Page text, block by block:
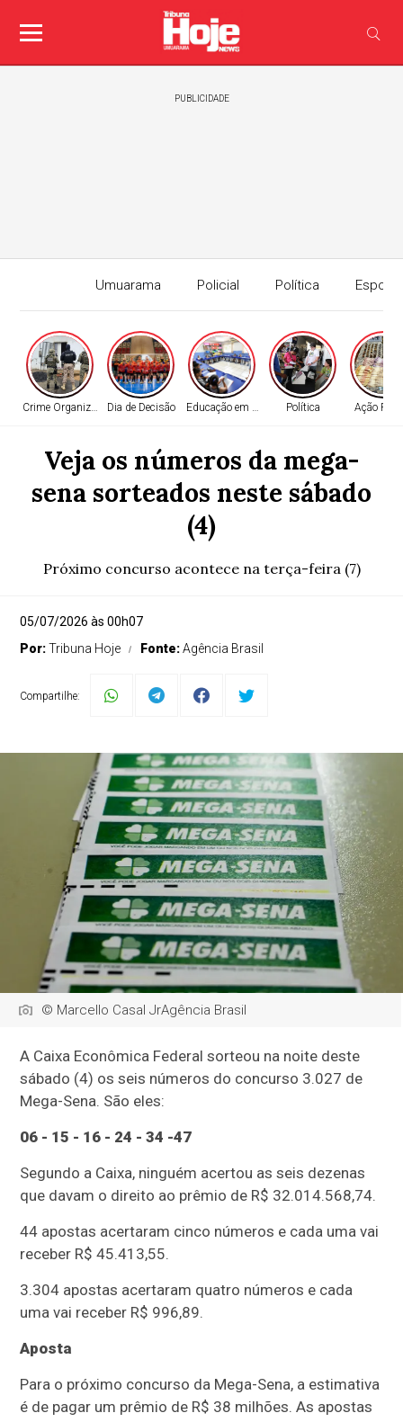
PUBLICIDADE
Umuarama Policial Política
Edição
Crime OrganizadoDia de Decisão Educação em Alta Política Ação
Veja os números da mega-
sena sorteados neste sábado
(4)
Próximo concurso acontece na terça-feira (7)
05/07/2026 às 00h07
Por:Tribuna Hoje Fonte:Agência Brasil
Compartilhe:
© Marcello Casal JrAgência Brasil
A Caixa Econômica Federal sorteou na noite deste
sábado (4) os seis números do concurso 3.027 de
Mega-Sena. São eles:
06 - 15 - 16 - 24 - 34 -47
Segundo a Caixa, ninguém acertou as seis dezenas
que davam o direito ao prêmio de R$ 32.014.568,74.
44 apostas acertaram cinco números e cada uma vai
receber R$ 45.413,55.
3.304 apostas acertaram quatro números e cada
uma vai receber R$ 996,89.
Aposta
Para o próximo concurso da Mega-Sena, a estimativa
é de pagar um prêmio de R$ 38 milhões. As apostas